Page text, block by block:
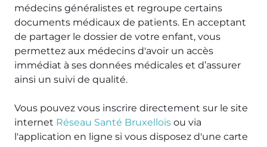
médecins généralistes et regroupe certains
documents médicaux de patients. En acceptant
de partager le dossier de votre enfant, vous
permettez aux médecins d'avoir un accès
immédiat à ses données médicales et d’assurer
ainsi un suivi de qualité.
Vous pouvez vous inscrire directement sur le site
internet Réseau Santé Bruxellois ou via
l'application en ligne si vous disposez d'une carte